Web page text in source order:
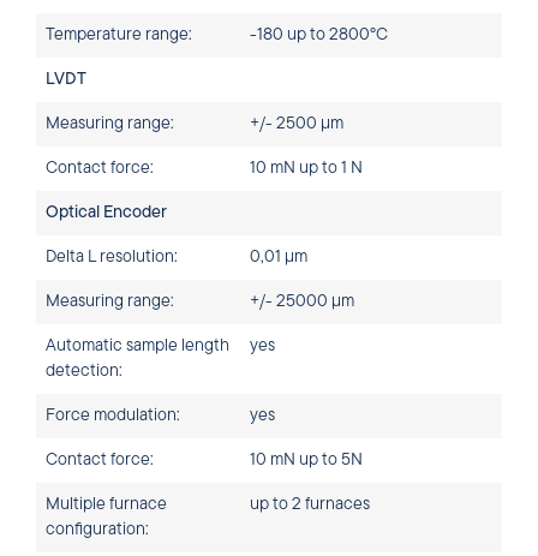
Temperature range: -180 up to 2800°C
LVDT
Measuring range: +/- 2500 µm
Contact force: 10 mN up to 1 N
Optical Encoder
Delta L resolution: 0,01 µm
Measuring range: +/- 25000 µm
Automatic sample length
detection:
yes
Force modulation: yes
Contact force: 10 mN up to 5N
Multiple furnace
configuration:
up to 2 furnaces